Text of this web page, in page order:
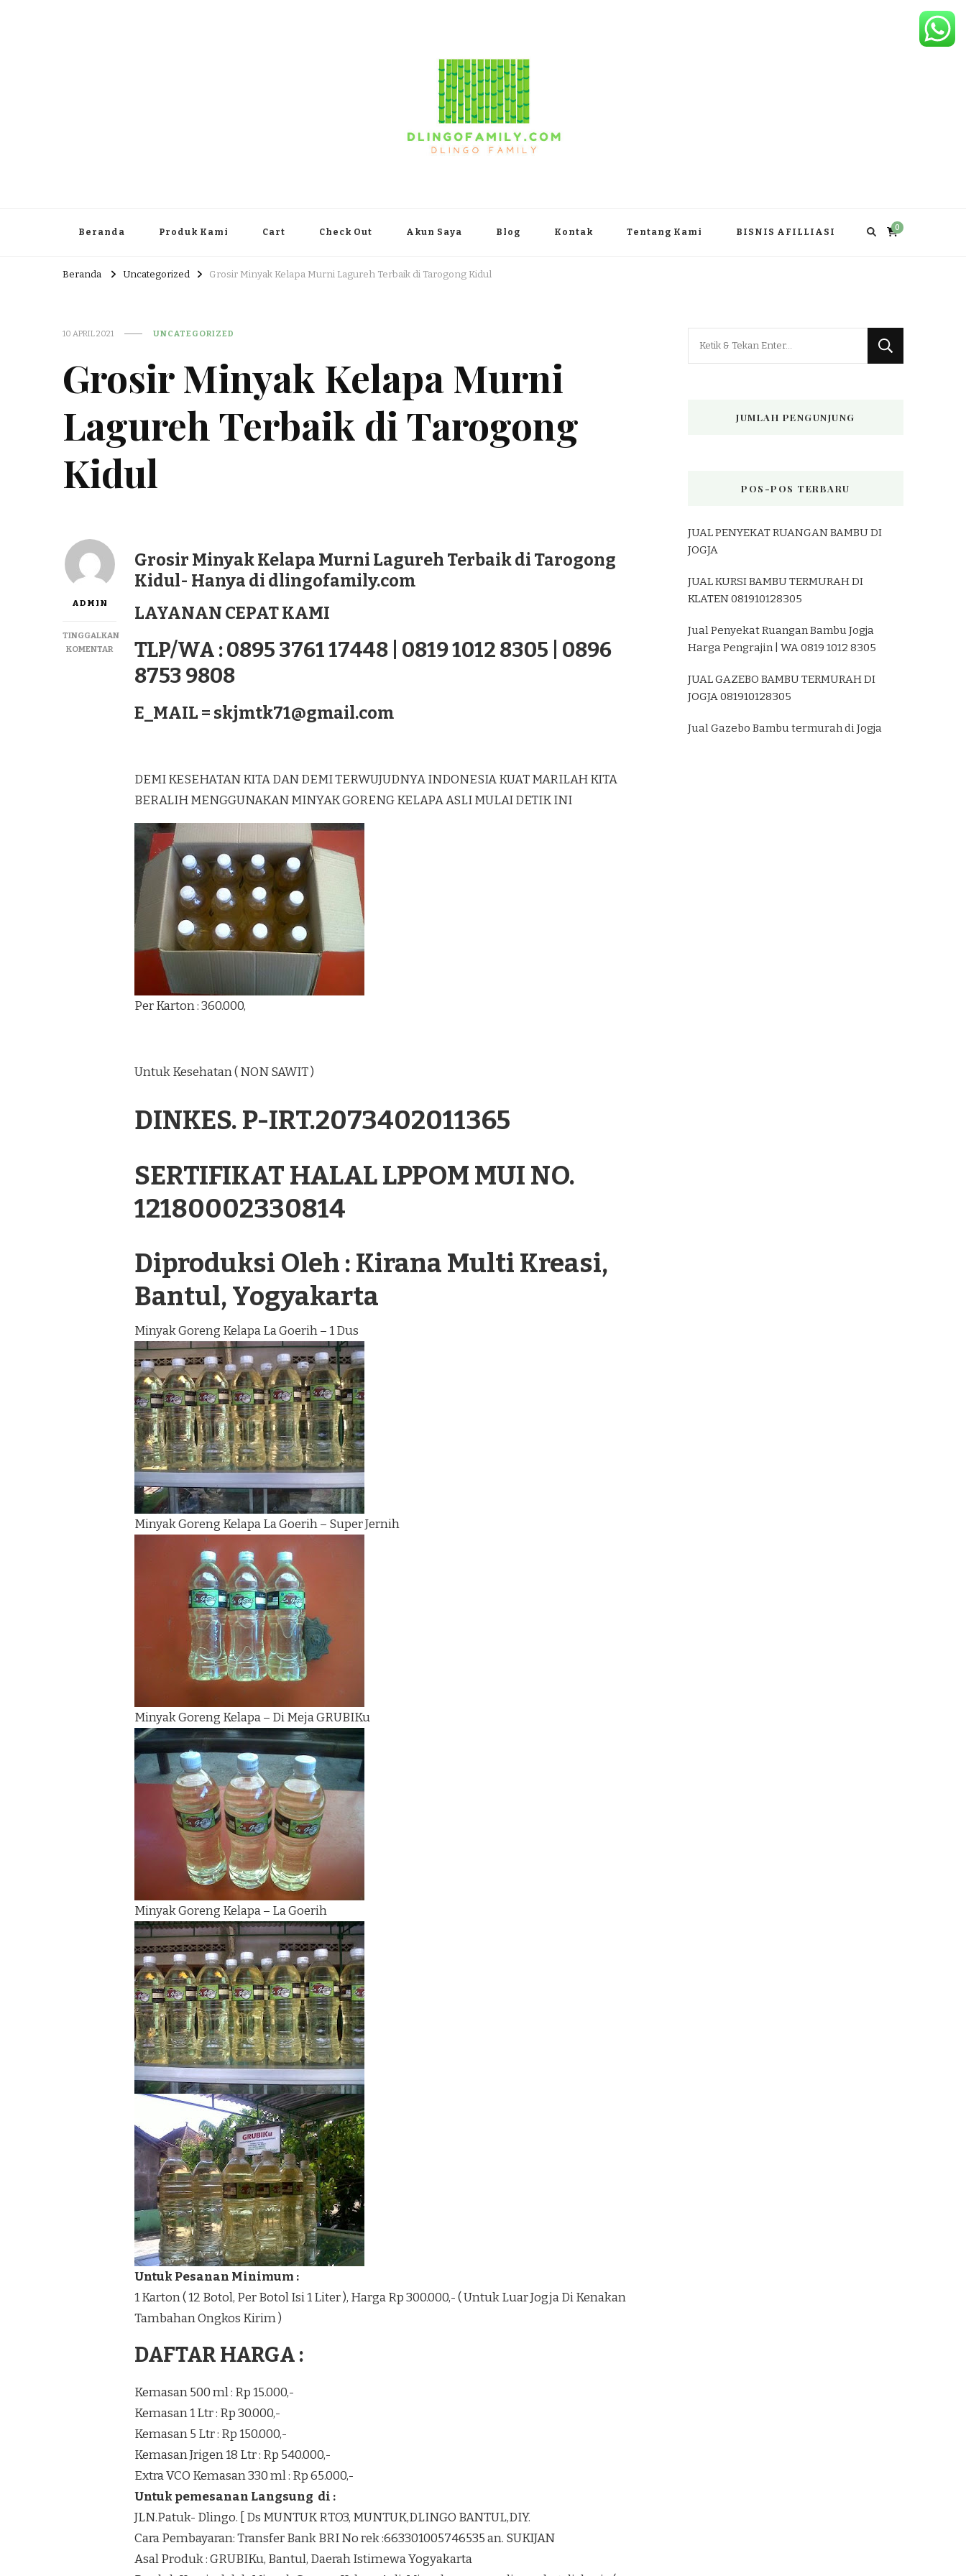
Beranda Produk Kami Cart Check Out Akun Saya Blog Kontak Tentang Kami BISNIS AFILLIASI 0
Beranda Uncategorized Grosir Minyak Kelapa Murni Lagureh Terbaik di Tarogong Kidul
10 APRIL 2021 UNCATEGORIZED
Grosir Minyak Kelapa Murni
Lagureh Terbaik di Tarogong
Kidul
ADMIN
TINGGALKAN
KOMENTARPADA
MINYAK
LAGUREH
Grosir Minyak Kelapa Murni Lagureh Terbaik di Tarogong
Kidul- Hanya di dlingofamily.com
LAYANAN CEPAT KAMI
TLP/WA : 0895 3761 17448 | 0819 1012 8305 | 0896
8753 9808
E_MAIL = skjmtk71@gmail.com
DEMI KESEHATAN KITA DAN DEMI TERWUJUDNYA INDONESIA KUAT MARILAH KITA
BERALIH MENGGUNAKAN MINYAK GORENG KELAPA ASLI MULAI DETIK INI
Per Karton : 360.000,
Untuk Kesehatan ( NON SAWIT )
DINKES. P-IRT.2073402011365
SERTIFIKAT HALAL LPPOM MUI NO.
12180002330814
Diproduksi Oleh : Kirana Multi Kreasi,
Bantul, Yogyakarta
Minyak Goreng Kelapa La Goerih – 1 Dus
Minyak Goreng Kelapa La Goerih – Super Jernih
Minyak Goreng Kelapa – Di Meja GRUBIKu
Minyak Goreng Kelapa – La Goerih
Untuk Pesanan Minimum :
1 Karton ( 12 Botol, Per Botol Isi 1 Liter ), Harga Rp 300.000,- ( Untuk Luar Jogja Di Kenakan
Tambahan Ongkos Kirim )
DAFTAR HARGA :
Kemasan 500 ml : Rp 15.000,-
Kemasan 1 Ltr : Rp 30.000,-
Kemasan 5 Ltr : Rp 150.000,-
Kemasan Jrigen 18 Ltr : Rp 540.000,-
Extra VCO Kemasan 330 ml : Rp 65.000,-
Untuk pemesanan Langsung di :
JLN.Patuk- Dlingo. [ Ds MUNTUK RTO3, MUNTUK,DLINGO BANTUL,DIY.
Cara Pembayaran: Transfer Bank BRI No rek :663301005746535 an. SUKIJAN
Asal Produk : GRUBIKu, Bantul, Daerah Istimewa Yogyakarta
JUMLAH PENGUNJUNG
POS-POS TERBARU
JUAL PENYEKAT RUANGAN BAMBU DI
JOGJA
JUAL KURSI BAMBU TERMURAH DI
KLATEN 081910128305
Jual Penyekat Ruangan Bambu Jogja
Harga Pengrajin | WA 0819 1012 8305
JUAL GAZEBO BAMBU TERMURAH DI
JOGJA 081910128305
Jual Gazebo Bambu termurah di Jogja